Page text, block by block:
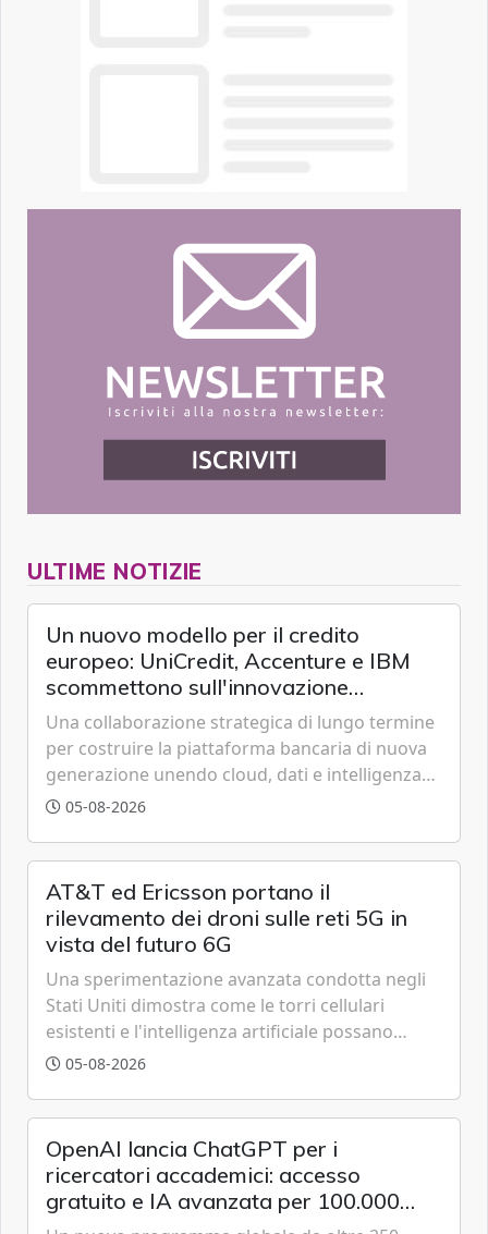
ULTIME NOTIZIE
Un nuovo modello per il credito
europeo: UniCredit, Accenture e IBM
scommettono sull'innovazione
tecnologica
Una collaborazione strategica di lungo termine
per costruire la piattaforma bancaria di nuova
generazione unendo cloud, dati e intelligenza
artificiale.
05-08-2026
AT&T ed Ericsson portano il
rilevamento dei droni sulle reti 5G in
vista del futuro 6G
Una sperimentazione avanzata condotta negli
Stati Uniti dimostra come le torri cellulari
esistenti e l'intelligenza artificiale possano
tracciare velivoli a bassa quota in tempo reale,
05-08-2026
OpenAI lancia ChatGPT per i
ricercatori accademici: accesso
gratuito e IA avanzata per 100.000
scienziati